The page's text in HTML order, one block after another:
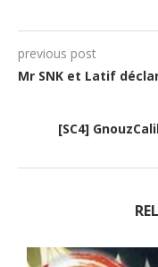
previous post
Mr SNK et Latif
[SC4]